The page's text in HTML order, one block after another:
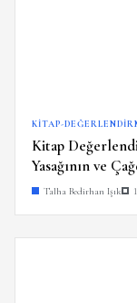
KITAP-
Kitap
Talha Bedirhan Işık